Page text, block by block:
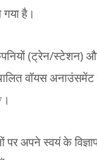
गया है।
(ट्रेन/स्टेशन)
वॉयस
अपने स्वयं के